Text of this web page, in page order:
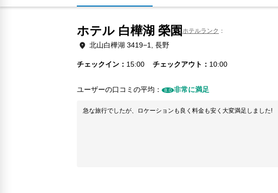
ホテル 白樺湖 榮園 ホテルランク
北山白樺湖 3419−1, 長野
チェックイン 15:00 チェックアウト 10:00
ユーザーの口コミの平均： 8.0 非常に満足
急な旅行でしたが、ロケーションも良く料金も安く大変満足しました!